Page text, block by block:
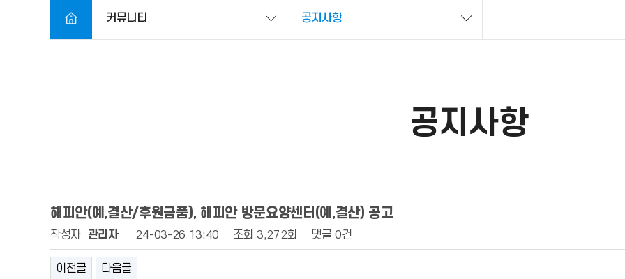
커뮤니티 공지사항
공지사항
해피안(예,결산/후원금품), 해피안 방문요양센터(예,결산) 공고
작성자 관리자 24-03-26 13:40 조회 3,272회 댓글 0건
이전글 다음글